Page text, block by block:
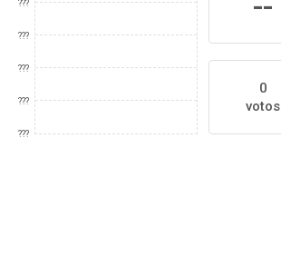
???
???
???
???
???
0
votos